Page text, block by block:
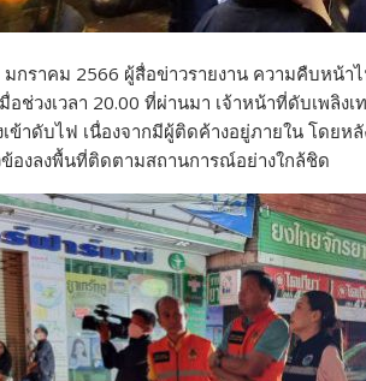
มกราคม 2566 ผู้สื่อข่าวรายงาน ความคืบหน้า
อช่วงเวลา 20.00 ที่ผ่านมา เจ้าหน้าที่ดับเพลิ
เข้าดับไฟ เนื่องจากมีผู้ติดค้างอยู่ภายใน โดย
ข้องลงพื้นที่ติดตามสถานการณ์อย่างใกล้ชิด